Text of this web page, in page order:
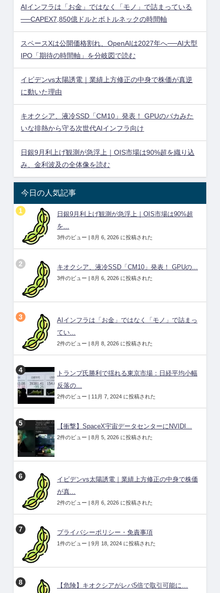
AIインフラは「お金」ではなく「モノ」で詰まっている
──CAPEX7,850億ドルとボトルネックの時間軸
スペースXは公開価格割れ、OpenAIは2027年へ──AI大型
IPO「期待の時間軸」を分岐図で読む
イビデンvs太陽誘電｜業績上方修正の中身で株価が真逆
に動いた理由
キオクシア、液冷SSD「CM10」発表！ GPUのバカみた
いな排熱から守る次世代AIインフラ向け
日銀9月利上げ観測が急浮上｜OIS市場は90%超を織り込
み、金利波及の全体像を読む
今日の人気記事
日銀9月利上げ観測が急浮上｜OIS市場は90%超
を...
3件のビュー | 8月 6, 2026 に投稿された
キオクシア、液冷SSD「CM10」発表！ GPUの...
3件のビュー | 8月 6, 2026 に投稿された
AIインフラは「お金」ではなく「モノ」で詰まっ
てい...
2件のビュー | 8月 8, 2026 に投稿された
トランプ氏勝利で揺れる東京市場：日経平均小幅
反落の...
2件のビュー | 11月 7, 2024 に投稿された
【衝撃】SpaceX宇宙データセンターにNVIDI...
2件のビュー | 8月 5, 2026 に投稿された
イビデンvs太陽誘電｜業績上方修正の中身で株価
が真...
2件のビュー | 8月 6, 2026 に投稿された
プライバシーポリシー・免責事項
1件のビュー | 9月 18, 2024 に投稿された
【危険】キオクシアがレバ5倍で取引可能に…